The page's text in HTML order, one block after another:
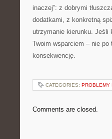
inaczej”: z dobrymi
dodatkami, z konkretną
utrzymanie kierunku. Jeśli
Twoim wsparciem – nie
konsekwencję.
CATEGORIES: PROBLEMY
Comments are closed.